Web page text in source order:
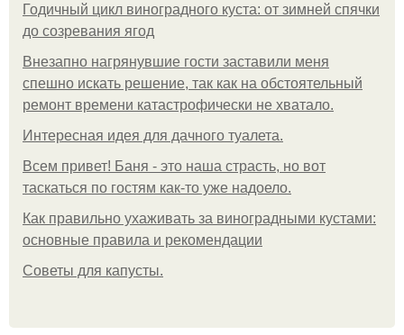
Годичный цикл виноградного куста: от зимней спячки
до созревания ягод
Внезапно нагрянувшие гости заставили меня
спешно искать решение, так как на обстоятельный
ремонт времени катастрофически не хватало.
Интересная идея для дачного туалета.
Всем привет! Баня - это наша страсть, но вот
таскаться по гостям как-то уже надоело.
Как правильно ухаживать за виноградными кустами:
основные правила и рекомендации
Советы для капусты.